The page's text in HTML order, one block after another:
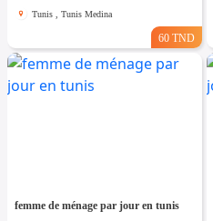
Tunis , Tunis Medina
60 TND
femme de ménage par jour en tunis